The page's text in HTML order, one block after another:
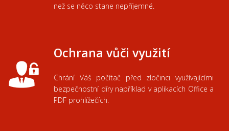
než se něco stane nepříjemné.
Ochrana vůči využití
Chrání Váš počítač před zločinci využívajícími
bezpečnostní díry například v aplikacích Office a
PDF prohlížečích.